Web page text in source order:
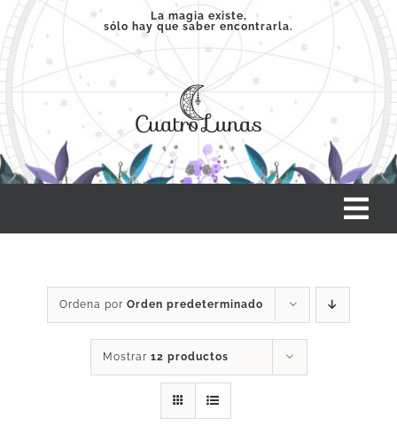
Saltar
contenido
La magia existe,
sólo hay que saber encontrarla.
SERVICIOS
Ordena por Orden predeterminado
Mostrar 12 productos